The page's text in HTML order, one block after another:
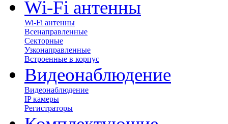
Wi-Fi антенны
Wi-Fi антенны
Всенаправленные
Секторные
Узконаправленные
Встроенные в корпус
Видеонаблюдение
Видеонаблюдение
IP камеры
Регистраторы